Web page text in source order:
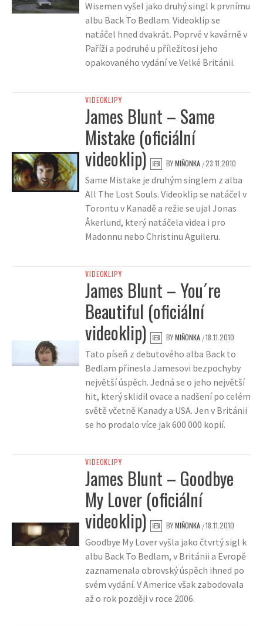
Wisemen vyšel jako druhý singl k prvnímu
albu Back To Bedlam. Videoklip se
natáčel hned dvakrát. Poprvé v kavárně v
Paříži a podruhé u příležitosi jeho
opakovaného vydání ve Velké Británii.
VIDEOKLIPY
James Blunt – Same
Mistake (oficiální
videoklip)
BYMIŇONKA /23.11.2010
Same Mistake je druhým singlem z alba
All The Lost Souls. Videoklip se natáčel v
Torontu v Kanadě a režie se ujal Jonas
Åkerlund, který natáčela videa i pro
Madonnu nebo Christinu Aguileru.
VIDEOKLIPY
James Blunt – You´re
Beautiful (oficiální
videoklip)
BYMIŇONKA /18.11.2010
Tato píseň z debutového alba Back to
Bedlam přinesla Jamesovi bezpochyby
největší úspěch. Jedná se o jeho největší
hit, který sklidil ovace a nadšení po celém
světě včetně Kanady a USA. Jen v Británii
se ho prodalo více jak 600 000 kopií.
VIDEOKLIPY
James Blunt – Goodbye
My Lover (oficiální
videoklip)
BYMIŇONKA /18.11.2010
Goodbye My Lover vyšla jako čtvrtý sigl k
albu Back To Bedlam, v Británii a Evropě
zaznamenala obrovský úspěch ihned po
svém vydání. V Americe však zabodovala
až o rok později v roce 2006.